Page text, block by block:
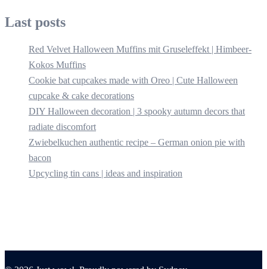
Last posts
Red Velvet Halloween Muffins mit Gruseleffekt | Himbeer-
Kokos Muffins
Cookie bat cupcakes made with Oreo | Cute Halloween
cupcake & cake decorations
DIY Halloween decoration | 3 spooky autumn decors that
radiate discomfort
Zwiebelkuchen authentic recipe – German onion pie with
bacon
Upcycling tin cans | ideas and inspiration